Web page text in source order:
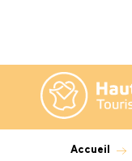
contenu
principal
Accueil